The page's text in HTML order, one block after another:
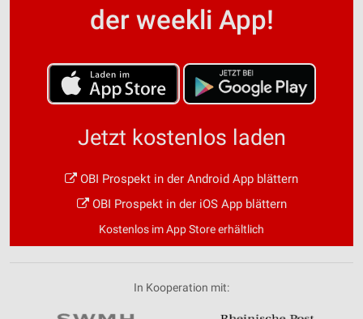
der weekli App!
Jetzt kostenlos laden
OBI Prospekt in der Android App blättern
OBI Prospekt in der iOS App blättern
Kostenlos im App Store erhältlich
In Kooperation mit: